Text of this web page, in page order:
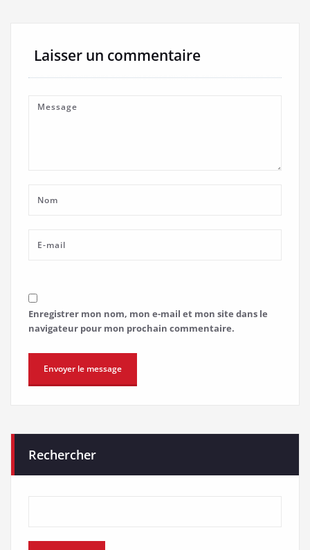
Laisser un commentaire
Enregistrer mon nom, mon e-mail et mon site dans le
navigateur pour mon prochain commentaire.
Rechercher